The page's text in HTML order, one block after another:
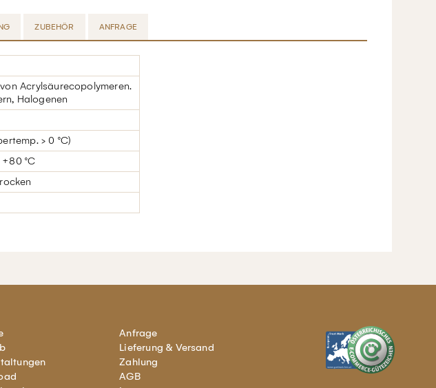
ZUBEHÖR ANFRAGE
Acrylsäurecopolymeren.
Halogenen
> 0 °C)
°C
Anfrage
Lieferung & Versand
Zahlung
AGB